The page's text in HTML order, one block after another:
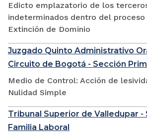
Edicto emplazatorio de los
indeterminados dentro del proceso
Extinción de Dominio
Juzgado Quinto Administrativo
Circuito de Bogotá - Sección
Medio de Control: Acción de
Nulidad Simple
Tribunal Superior de Valledupar -
Familia Laboral